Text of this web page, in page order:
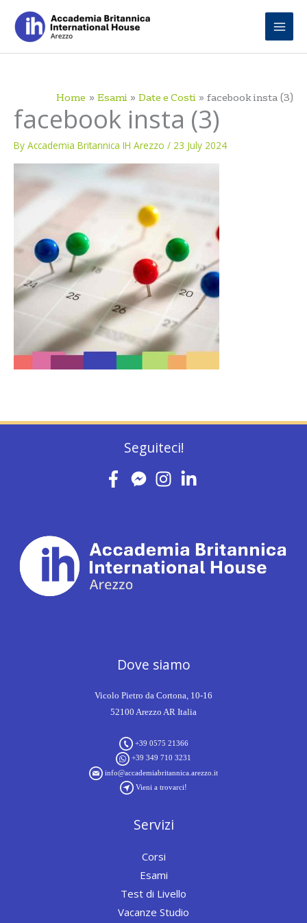
content
Home Esami Date e Costi facebook insta (3)
facebook insta (3)
By Accademia Britannica IH Arezzo / 23 July 2024
Seguiteci!
Dove siamo
Vicolo Pietro da Cortona, 10-16
52100 Arezzo AR Italia
+39 0575 21366
+39 349 710 3231
info@accademiabritannica.arezzo.it
Vieni a trovarci!
Servizi
Corsi
Esami
Test di Livello
Vacanze Studio